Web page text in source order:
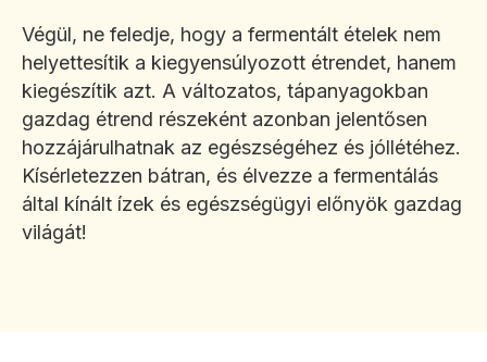
Végül, ne feledje, hogy a fermentált ételek nem
helyettesítik a kiegyensúlyozott étrendet, hanem
kiegészítik azt. A változatos, tápanyagokban
gazdag étrend részeként azonban jelentősen
hozzájárulhatnak az egészségéhez és jóllétéhez.
Kísérletezzen bátran, és élvezze a fermentálás
által kínált ízek és egészségügyi előnyök gazdag
világát!